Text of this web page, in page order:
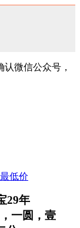
认微信公众号，
低价
29年
一圆，壹